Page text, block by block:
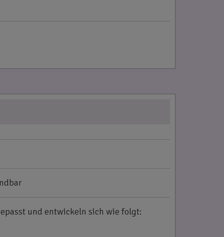
und entwickeln sich wie folgt: